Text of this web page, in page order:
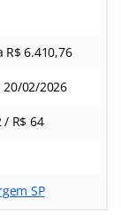
R$ 6.410,76
20/02/2026
/ R$ 64
SP